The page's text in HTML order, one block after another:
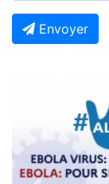
Envoyer